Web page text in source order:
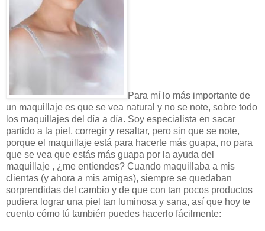
Para mí lo más importante de
un maquillaje es que se vea natural y no se note, sobre todo
los maquillajes del día a día. Soy especialista en sacar
partido a la piel, corregir y resaltar, pero sin que se note,
porque el maquillaje está para hacerte más guapa, no para
que se vea que estás más guapa por la ayuda del
maquillaje , ¿me entiendes? Cuando maquillaba a mis
clientas (y ahora a mis amigas), siempre se quedaban
sorprendidas del cambio y de que con tan pocos productos
pudiera lograr una piel tan luminosa y sana, así que hoy te
cuento cómo tú también puedes hacerlo fácilmente: